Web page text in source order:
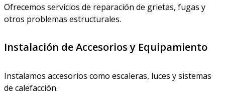
Ofrecemos servicios de reparación de grietas, fugas y
otros problemas estructurales.
Instalación de Accesorios y Equipamiento
Instalamos accesorios como escaleras, luces y sistemas
de calefacción.